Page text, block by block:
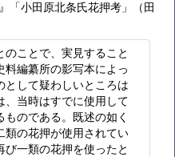
「小田原北条氏花押考」（田
のことで、実見すること
料編纂所の影写本によっ
として疑わしいところは
、当時はすでに使用して
のである。既述の如く
類の花押が使用されてい
一類の花押を使ったと